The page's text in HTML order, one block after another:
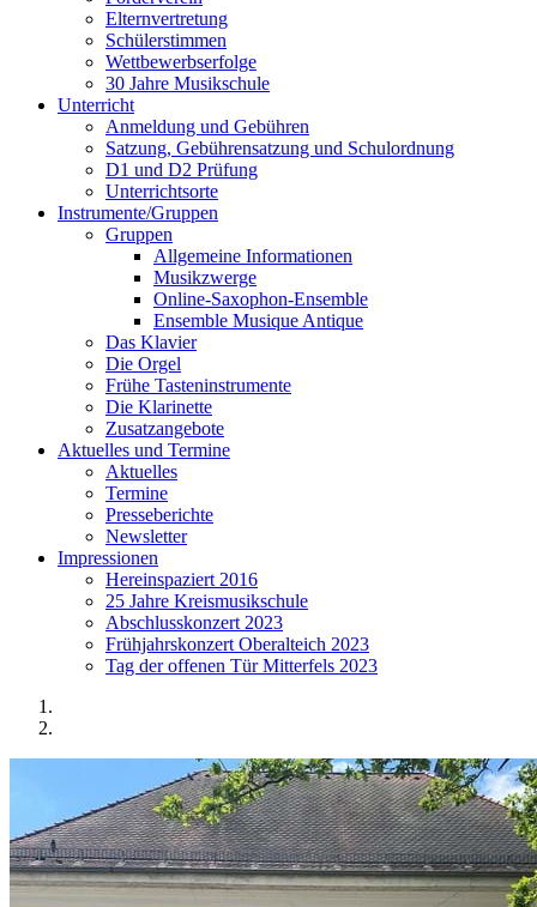
Elternvertretung
Schülerstimmen
Wettbewerbserfolge
30 Jahre Musikschule
Unterricht
Anmeldung und Gebühren
Satzung, Gebührensatzung und Schulordnung
D1 und D2 Prüfung
Unterrichtsorte
Instrumente/Gruppen
Gruppen
Allgemeine Informationen
Musikzwerge
Online-Saxophon-Ensemble
Ensemble Musique Antique
Das Klavier
Die Orgel
Frühe Tasteninstrumente
Die Klarinette
Zusatzangebote
Aktuelles und Termine
Aktuelles
Termine
Presseberichte
Newsletter
Impressionen
Hereinspaziert 2016
25 Jahre Kreismusikschule
Abschlusskonzert 2023
Frühjahrskonzert Oberalteich 2023
Tag der offenen Tür Mitterfels 2023